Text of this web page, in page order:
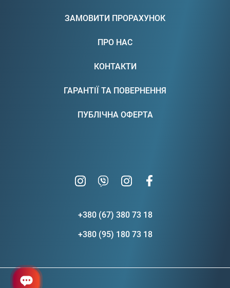
ЗАМОВИТИ ПРОРАХУНОК
ПРО НАС
КОНТАКТИ
ГАРАНТІЇ ТА ПОВЕРНЕННЯ
ПУБЛІЧНА ОФЕРТА
+380 (67) 380 73 18
+380 (95) 180 73 18